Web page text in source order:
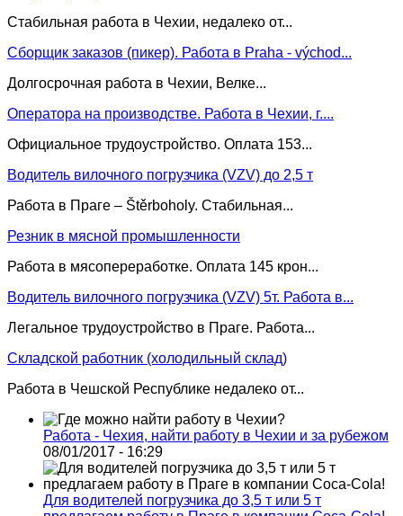
Стабильная работа в Чехии, недалеко от...
Сборщик заказов (пикер). Работа в Praha - východ...
Долгосрочная работа в Чехии, Велке...
Оператора на производстве. Работа в Чехии, г....
Официальное трудоустройство. Оплата 153...
Водитель вилочного погрузчика (VZV) до 2,5 т
Работа в Праге – Štěrboholy. Стабильная...
Резник в мясной промышленности
Работа в мясопереработке. Оплата 145 крон...
Водитель вилочного погрузчика (VZV) 5т. Работа в...
Легальное трудоустройство в Праге. Работа...
Складской работник (холодильный склад)
Работа в Чешской Республике недалеко от...
Работа - Чехия, найти работу в Чехии и за рубежом
08/01/2017 - 16:29
Для водителей погрузчика до 3,5 т или 5 т